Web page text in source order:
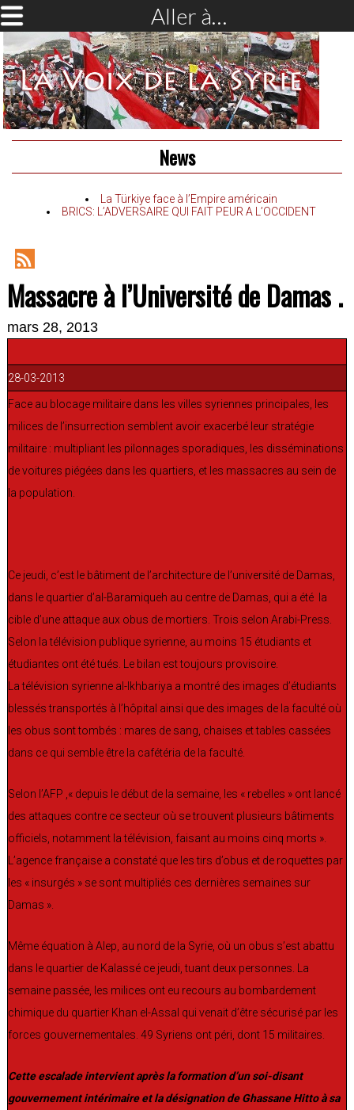
Aller à…
News
La Türkiye face à l’Empire américain
BRICS: L’ADVERSAIRE QUI FAIT PEUR A L’OCCIDENT
RSS
Feed
Massacre à l’Université de Damas .
mars 28, 2013
28-03-2013
Face au blocage militaire dans les villes syriennes principales, les
milices de l’insurrection semblent avoir exacerbé leur stratégie
militaire : multipliant les pilonnages sporadiques, les disséminations
de voitures piégées dans les quartiers, et les massacres au sein de
la population.
Ce jeudi, c’est le bâtiment de l’architecture de l’université de Damas,
dans le quartier d’al-Baramiqueh au centre de Damas, qui a été la
cible d’une attaque aux obus de mortiers. Trois selon Arabi-Press.
Selon la télévision publique syrienne, au moins 15 étudiants et
étudiantes ont été tués. Le bilan est toujours provisoire.
La télévision syrienne al-Ikhbariya a montré des images d’étudiants
blessés transportés à l’hôpital ainsi que des images de la faculté où
les obus sont tombés : mares de sang, chaises et tables cassées
dans ce qui semble être la cafétéria de la faculté.
Selon l’AFP ,« depuis le début de la semaine, les « rebelles » ont lancé
des attaques contre ce secteur où se trouvent plusieurs bâtiments
officiels, notamment la télévision, faisant au moins cinq morts ».
L’agence française a constaté que les tirs d’obus et de roquettes par
les « insurgés » se sont multipliés ces dernières semaines sur
Damas ».
Même équation à Alep, au nord de la Syrie, où un obus s’est abattu
dans le quartier de Kalassé ce jeudi, tuant deux personnes. La
semaine passée, les milices ont eu recours au bombardement
chimique du quartier Khan el-Assal qui venait d’être sécurisé par les
forces gouvernementales. 49 Syriens ont péri, dont 15 militaires.
Cette escalade intervient après la formation d’un soi-disant
gouvernement intérimaire et la désignation de Ghassane Hitto à sa